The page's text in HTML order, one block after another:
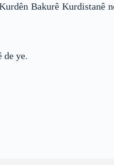
Bakurê Kurdistanê
de ye.